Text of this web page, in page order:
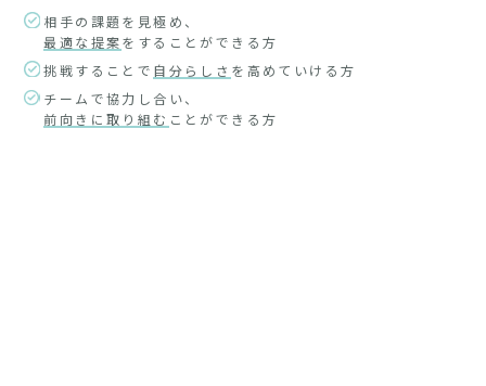
相手の課題を見極め、
最適な提案をすることができる方
挑戦することで 自分らしさ を高めていける方
チームで協力し合い、
前向きに取り組む ことができる方